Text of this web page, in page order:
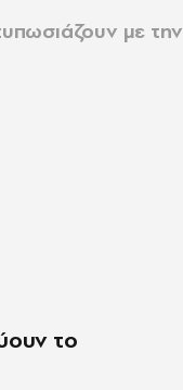
με την
το